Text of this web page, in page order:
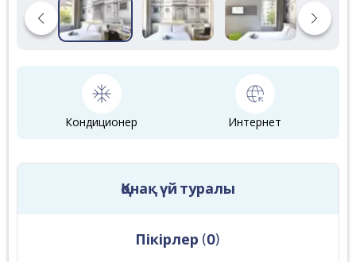
Кондиционер Интернет
Қонақ үй туралы
Пікірлер (0)